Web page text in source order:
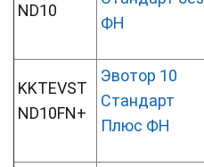
ND10
ФН
KKTEVST
ND10FN+
Эвотор 10
Стандарт
Плюс ФН